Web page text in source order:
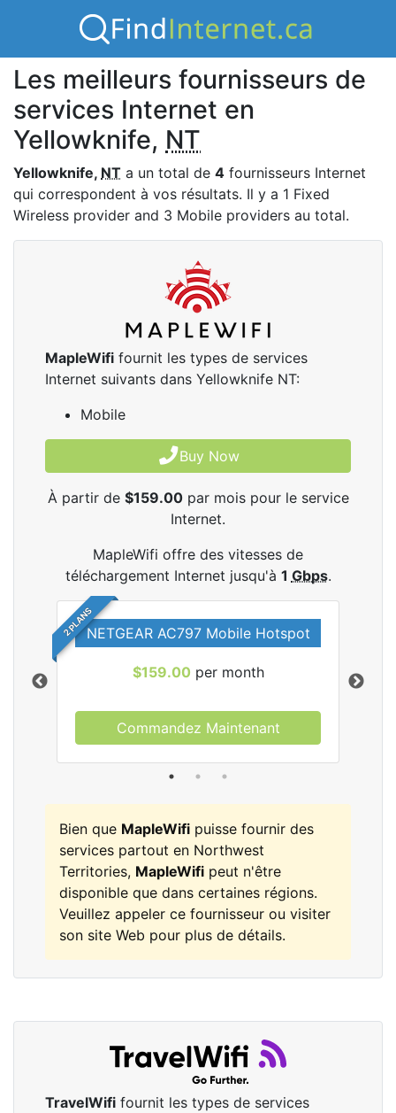
Les meilleurs fournisseurs de
services Internet en
Yellowknife, NT
Yellowknife, NT a un total de 4 fournisseurs Internet
qui correspondent à vos résultats. Il y a 1 Fixed
Wireless provider and 3 Mobile providers au total.
MapleWifi fournit les types de services
Internet suivants dans Yellowknife NT:
Mobile
Buy Now
À partir de $159.00par mois pour le service
Internet.
MapleWifi offre des vitesses de
téléchargement Internet jusqu'à 1 Gbps.
2 PLANSNETGEAR AC797 Mobile Hotspot
$159.00 per month
Commandez Maintenant
Bien que MapleWifi puisse fournir des
services partout en Northwest
Territories, MapleWifi peut n'être
disponible que dans certaines régions.
Veuillez appeler ce fournisseur ou visiter
son site Web pour plus de détails.
TravelWifi fournit les types de services